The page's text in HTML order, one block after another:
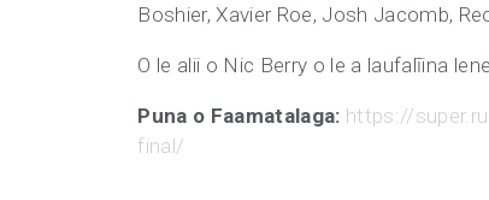
Boshier, Xavier Roe, Josh Jacomb,
O le alii o Nic Berry o le a laufalīina
Puna o Faamatalaga: https://
final/